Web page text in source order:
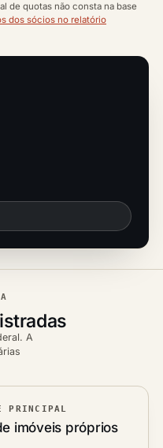
de quotas não consta na base
dos sócios no relatório
A
PRINCIPAL
imóveis próprios